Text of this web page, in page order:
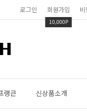
로그인 회원가입
10,000P
랭큰 신상품소개